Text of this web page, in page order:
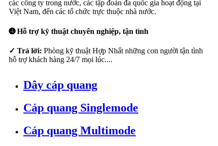
các công ty trong nước, các tập đoàn đa quốc gia hoạt động tại
Việt Nam, đến các tổ chức trực thuộc nhà nước.
➍ Hỗ trợ kỹ thuật chuyên nghiệp, tận tình
✓ Trả lời: Phòng kỹ thuật Hợp Nhất những con người tận tình
hỗ trợ khách hàng 24/7 mọi lúc....
Dây cáp quang
Cáp quang Singlemode
Cáp quang Multimode